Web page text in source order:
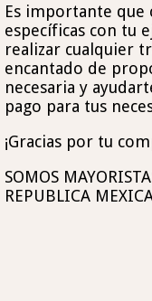
Es importante que
específicas con tu
realizar cualquier
encantado de
necesaria y
pago para tus
¡Gracias por tu
SOMOS
REPUBLICA